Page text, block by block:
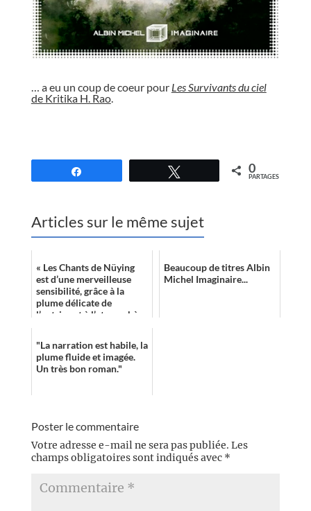
… a eu un coup de coeur pour Les Survivants du ciel
de Kritika H. Rao.
0
PARTAGES
Articles sur le même sujet
« Les Chants de Nüying
est d’une merveilleuse
sensibilité, grâce à la
plume délicate de
l’autrice et à l’atmosphère
Beaucoup de titres Albin
Michel Imaginaire...
"La narration est habile, la
plume fluide et imagée.
Un très bon roman."
Poster le commentaire
Votre adresse e-mail ne sera pas publiée. Les
champs obligatoires sont indiqués avec *